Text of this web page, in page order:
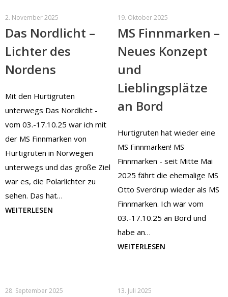
2. November 2025
Das Nordlicht –
Lichter des
Nordens
Mit den Hurtigruten
unterwegs Das Nordlicht -
vom 03.-17.10.25 war ich mit
der MS Finnmarken von
Hurtigruten in Norwegen
unterwegs und das große Ziel
war es, die Polarlichter zu
sehen. Das hat…
WEITERLESEN
19. Oktober 2025
MS Finnmarken –
Neues Konzept
und
Lieblingsplätze
an Bord
Hurtigruten hat wieder eine
MS Finnmarken! MS
Finnmarken - seit Mitte Mai
2025 fährt die ehemalige MS
Otto Sverdrup wieder als MS
Finnmarken. Ich war vom
03.-17.10.25 an Bord und
habe an…
WEITERLESEN
28. September 2025 13. Juli 2025